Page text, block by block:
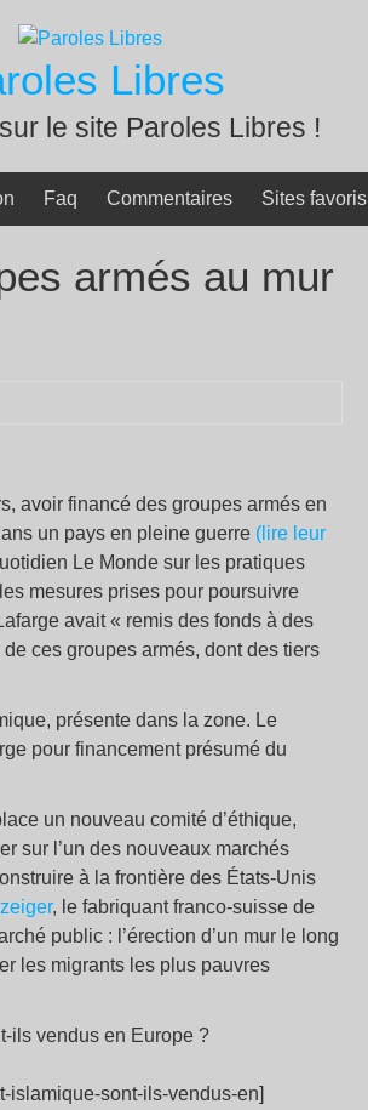
Libres
le site Paroles Libres !
Faq Commentaires Sites favoris
armés au mur
avoir financé des groupes armés en
un pays en pleine guerre (lire leur
Le Monde sur les pratiques
mesures prises pour poursuivre
avait « remis des fonds à des
ces groupes armés, dont des tiers
présente dans la zone. Le
pour financement présumé du
un nouveau comité d’éthique,
sur l’un des nouveaux marchés
à la frontière des États-Unis
, le fabriquant franco-suisse de
public : l’érection d’un mur le long
les migrants les plus pauvres
ils vendus en Europe ?
islamique-sont-ils-vendus-en]